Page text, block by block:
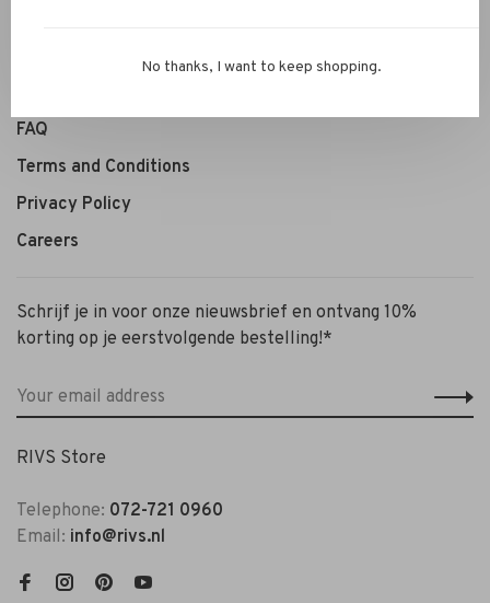
Exchanges & retour
FAQ
Terms and Conditions
Privacy Policy
Careers
Schrijf je in voor onze nieuwsbrief en ontvang 10%
korting op je eerstvolgende bestelling!*
RIVS Store
Telephone: 072-721 0960
Email: info@rivs.nl
No thanks, I want to keep shopping.